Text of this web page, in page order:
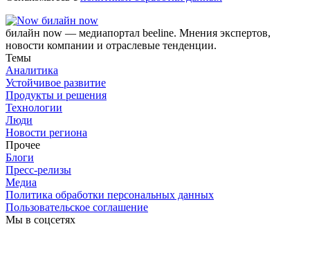
билайн now
билайн now — медиапортал beeline. Мнения экспертов,
новости компании и отраслевые тенденции.
Темы
Аналитика
Устойчивое развитие
Продукты и решения
Технологии
Люди
Новости региона
Прочее
Блоги
Пресс-релизы
Медиа
Политика обработки персональных данных
Пользовательское соглашение
Мы в соцсетях